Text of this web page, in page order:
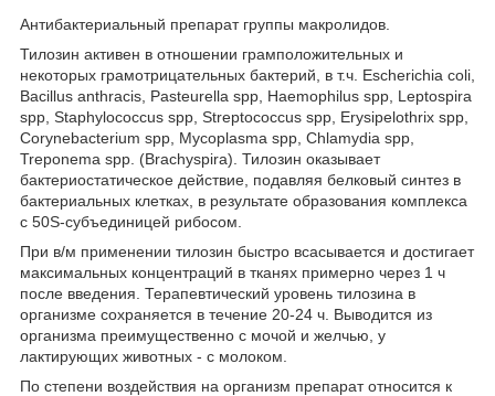
Антибактериальный препарат группы макролидов.
Тилозин активен в отношении грамположительных и
некоторых грамотрицательных бактерий, в т.ч. Escherichia coli,
Bacillus anthracis, Pasteurella spp, Haemophilus spp, Leptospira
spp, Staphylococcus spp, Streptococcus spp, Erysipelothrix spp,
Corynebacterium spp, Mycoplasma spp, Chlamydia spp,
Treponema spp. (Brachyspira). Тилозин оказывает
бактериостатическое действие, подавляя белковый синтез в
бактериальных клетках, в результате образования комплекса
с 50S-субъединицей рибосом.
При в/м применении тилозин быстро всасывается и достигает
максимальных концентраций в тканях примерно через 1 ч
после введения. Терапевтический уровень тилозина в
организме сохраняется в течение 20-24 ч. Выводится из
организма преимущественно с мочой и желчью, у
лактирующих животных - с молоком.
По степени воздействия на организм препарат относится к